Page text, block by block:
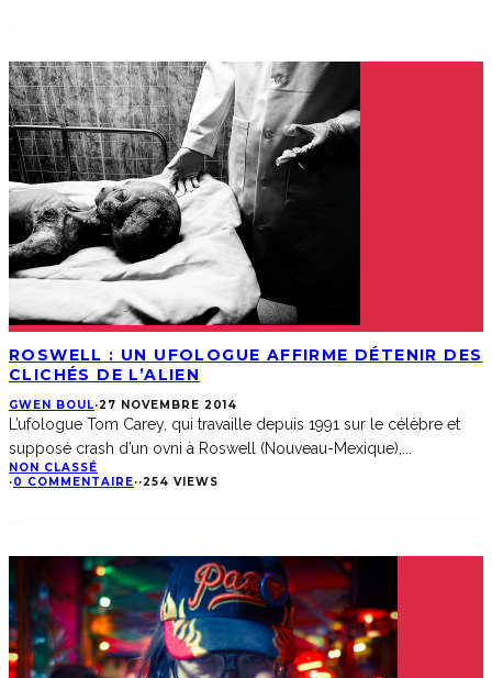
ROSWELL : UN UFOLOGUE AFFIRME DÉTENIR DES
CLICHÉS DE L’ALIEN
GWEN BOUL·27 NOVEMBRE 2014
L’ufologue Tom Carey, qui travaille depuis 1991 sur le célèbre et
supposé crash d’un ovni à Roswell (Nouveau-Mexique),
NON CLASSÉ
·0 COMMENTAIRE··254 VIEWS